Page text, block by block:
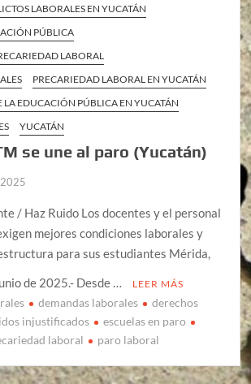
LABORALES EN YUCATÁN
PÚBLICA
LABORAL
PRECARIEDAD LABORAL EN YUCATÁN
LA EDUCACIÓN PÚBLICA EN YUCATÁN
YUCATÁN
se une al paro (Yucatán)
/ Haz Ruido Los docentes y el personal
mejores condiciones laborales y
para sus estudiantes Mérida,
de 2025.- Desde …
LEER MÁS
demandas laborales
derechos
injustificados
escuelas en paro
laboral
paro laboral